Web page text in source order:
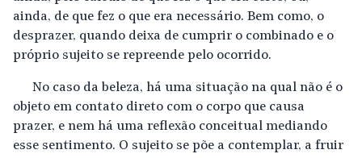
ainda, de que fez o que era necessário. Bem como, o
desprazer, quando deixa de cumprir o combinado e o
próprio sujeito se repreende pelo ocorrido.
No caso da beleza, há uma situação na qual não é o
objeto em contato direto com o corpo que causa
prazer, e nem há uma reflexão conceitual mediando
esse sentimento. O sujeito se põe a contemplar, a fruir